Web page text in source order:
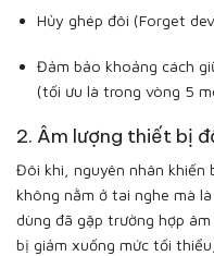
Hủy ghép đôi (Forget
Đảm bảo khoảng cách
(tối ưu là trong vòng 5
2. Âm lượng thiết bị
Đôi khi, nguyên nhân khiến
không nằm ở tai nghe mà
dùng đã gặp trường hợp
bị giảm xuống mức tối